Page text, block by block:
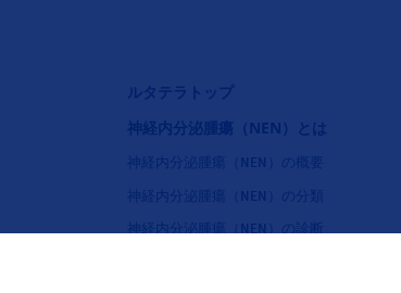
ルタテラトップ
神経内分泌腫瘍（NEN）とは
神経内分泌腫瘍（NEN）の概要
神経内分泌腫瘍（NEN）の分類
神経内分泌腫瘍（NEN）の診断